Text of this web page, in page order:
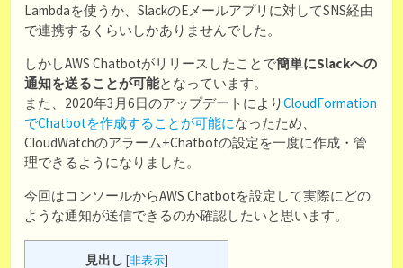
Lambdaを使うか、SlackのEメールアプリに対してSNS経由
で連携するくらいしかありませんでした。
しかしAWS Chatbotがリリースしたことで簡単にSlackへの
通知を送ることが可能となっています。
また、2020年3月6日のアップデートによりCloudFormation
でChatbotを作成することが可能になったため、
CloudWatchのアラーム+Chatbotの設定を一度に作成・管
理できるようになりました。
今回はコンソールからAWS Chatbotを設定して実際にどの
ような通知が送信できるのか確認したいと思います。
見出し [非表示]